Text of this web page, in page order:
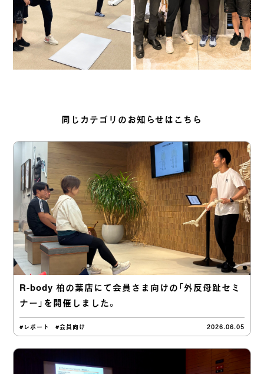
同じカテゴリのお知らせはこちら
R-body 柏の葉店にて会員さま向けの「外反母趾セミ
ナー」を開催しました。
#レポート #会員向け 2026.06.05